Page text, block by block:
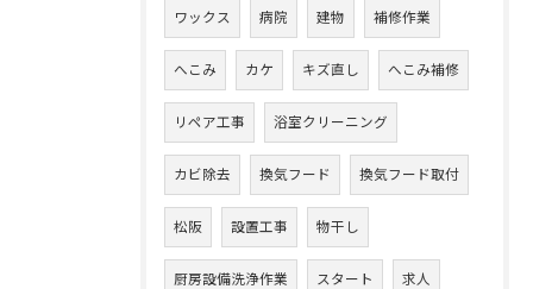
ワックス 病院 建物 補修作業
へこみ カケ キズ直し へこみ補修
リペア工事 浴室クリーニング
カビ除去 換気フード 換気フード取付
松阪 設置工事 物干し
厨房設備洗浄作業 スタート 求人